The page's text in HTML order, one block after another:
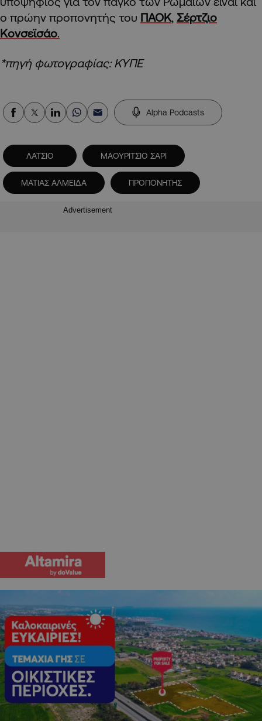
ο πρώην προπονητής του ΠΑΟΚ, Σέρτζιο
Κονσεϊσάο.
*πηγή φωτογραφίας: ΚΥΠΕ
Alpha Podcasts
ΛΑΤΣΙΟ ΜΑΟΥΡΙΤΣΙΟ ΣΑΡΙ
ΜΑΤΙΑΣ ΑΛΜΕΙΔΑ ΠΡΟΠΟΝΗΤΗΣ
Advertisement